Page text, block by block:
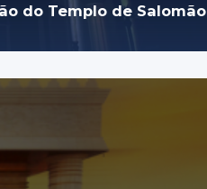
do Templo de Salomão